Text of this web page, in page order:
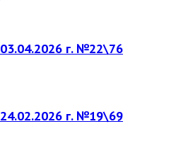
г. №22\76
г. №19\69